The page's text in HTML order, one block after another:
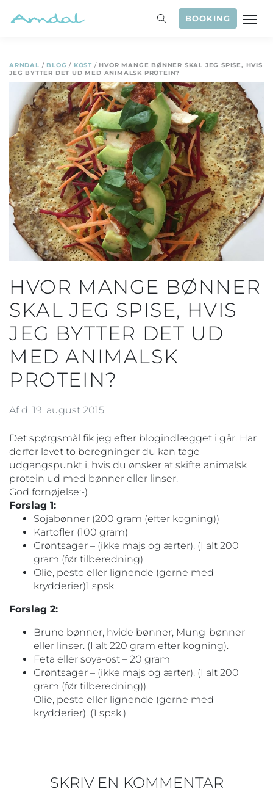
BOOKING
ARNDAL / BLOG / KOST / HVOR MANGE BØNNER SKAL JEG SPISE, HVIS
JEG BYTTER DET UD MED ANIMALSK PROTEIN?
HVOR MANGE BØNNER
SKAL JEG SPISE, HVIS
JEG BYTTER DET UD
MED ANIMALSK
PROTEIN?
Af d. 19. august 2015
Det spørgsmål fik jeg efter blogindlægget i går. Har
derfor lavet to beregninger du kan tage
udgangspunkt i, hvis du ønsker at skifte animalsk
protein ud med bønner eller linser.
God fornøjelse:-)
Forslag 1:
Sojabønner (200 gram (efter kogning))
Kartofler (100 gram)
Grøntsager – (ikke majs og ærter). (I alt 200
gram (før tilberedning)
Olie, pesto eller lignende (gerne med
krydderier)1 spsk.
Forslag 2:
Brune bønner, hvide bønner, Mung‐bønner
eller linser. (I alt 220 gram efter kogning).
Feta eller soya‐ost – 20 gram
Grøntsager – (ikke majs og ærter). (I alt 200
gram (før tilberedning)).
Olie, pesto eller lignende (gerne med
krydderier). (1 spsk.)
SKRIV EN KOMMENTAR